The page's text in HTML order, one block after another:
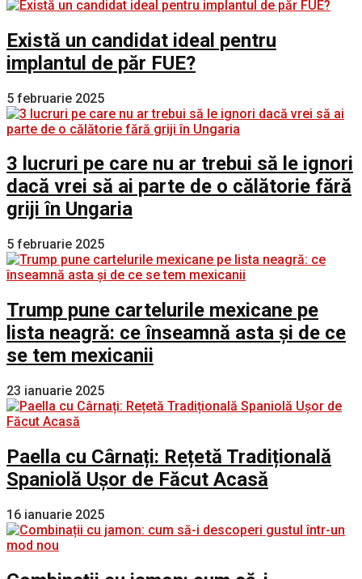
Există un candidat ideal pentru
implantul de păr FUE?
5 februarie 2025
3 lucruri pe care nu ar trebui să le ignori
dacă vrei să ai parte de o călătorie fără
griji în Ungaria
5 februarie 2025
Trump pune cartelurile mexicane pe
lista neagră: ce înseamnă asta și de ce
se tem mexicanii
23 ianuarie 2025
Paella cu Cârnați: Rețetă Tradițională
Spaniolă Ușor de Făcut Acasă
16 ianuarie 2025